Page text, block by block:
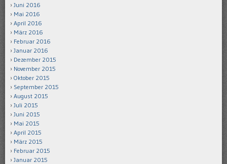
Juni 2016
Mai 2016
April 2016
März 2016
Februar 2016
Januar 2016
Dezember 2015
November 2015
Oktober 2015
September 2015
August 2015
Juli 2015
Juni 2015
Mai 2015
April 2015
März 2015
Februar 2015
Januar 2015